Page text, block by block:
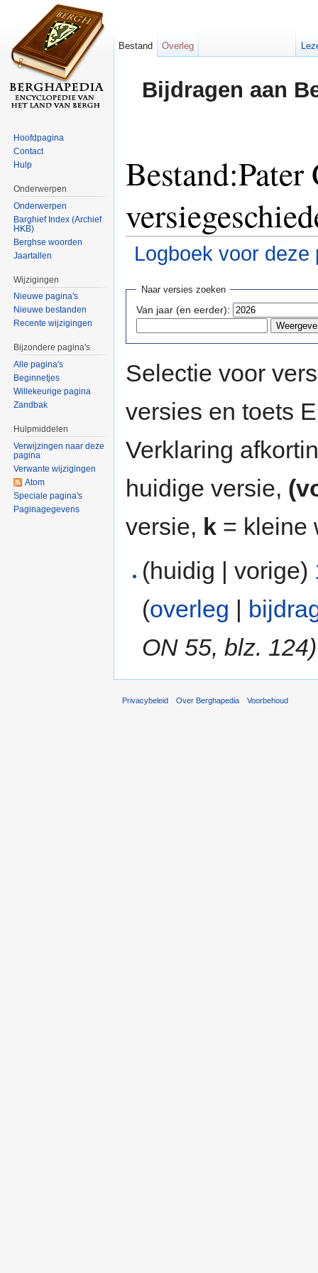
Bijdragen aan
Logboek voor deze
Naar versies zoeken
Van jaar (en eerder):
Selectie voor
versies en toets
Verklaring
huidige versie,
versie, k = kleine
(huidig | vorige)
(overleg |
ON 55, blz. 124)
Bestand Overleg
Hoofdpagina
Contact
Hulp
Onderwerpen
Onderwerpen
Barghief Index (Archief
HKB)
Berghse woorden
Jaartallen
Wijzigingen
Nieuwe pagina's
Nieuwe bestanden
Recente wijzigingen
Bijzondere pagina's
Alle pagina's
Beginnetjes
Willekeurige pagina
Zandbak
Hulpmiddelen
Verwijzingen naar deze
pagina
Verwante wijzigingen
Atom
Speciale pagina's
Paginagegevens
Privacybeleid Over Berghapedia Voorbehoud